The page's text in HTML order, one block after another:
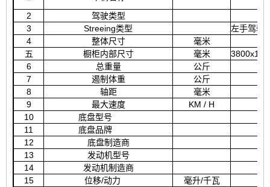
2
驾驶类型
3
Streeing类型
左手驾驶
4
整体尺寸
毫米
五
橱柜内部尺寸 毫米
6
总重量
公斤
7
遏制体重
公斤
8
轴距
毫米
9
最大速度
KM / H
10
底盘型号
11
底盘品牌
12
底盘制造商
13
发动机型号
14
发动机制造商
15
位移/动力
毫升/千瓦